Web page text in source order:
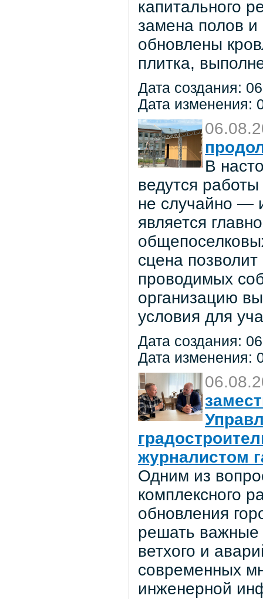
капитального
замена полов
обновлены
плитка,
Дата создания:
Дата изменения:
В
ведутся
не случайно —
является
сцена
проводимых
организацию
условия для
Дата создания:
Дата изменения:
журналистом
Одним из
комплексного
обновления
решать важные
ветхого и
современных
инженерной